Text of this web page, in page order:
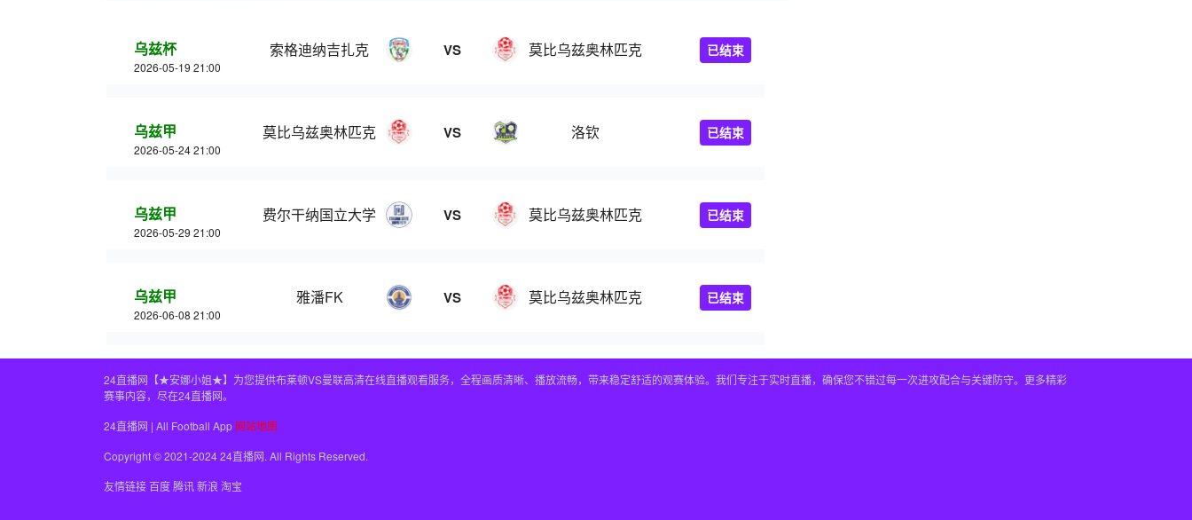
乌兹杯
2026-05-19 21:00
索格迪纳吉扎克 VS 莫比乌兹奥林匹克 已结束
乌兹甲
2026-05-24 21:00
莫比乌兹奥林匹克 VS 洛钦 已结束
乌兹甲
2026-05-29 21:00
费尔干纳国立大学 VS 莫比乌兹奥林匹克 已结束
乌兹甲
2026-06-08 21:00
雅潘FK VS 莫比乌兹奥林匹克 已结束
24直播网【★安娜小姐★】为您提供布莱顿VS曼联高清在线直播观看服务，全程画质清晰、播放流畅，带来稳定舒适的观赛体验。我们专注于实时直播，确保您不错过每一次进攻配合与关键防守。更多精彩
赛事内容，尽在24直播网。
24直播网 | All Football App 网站地图
Copyright © 2021-2024 24直播网. All Rights Reserved.
友情链接百度腾讯新浪 淘宝